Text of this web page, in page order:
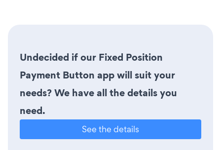
Undecided if our Fixed Position
Payment Button app will suit your
needs? We have all the details you
need.
See the details